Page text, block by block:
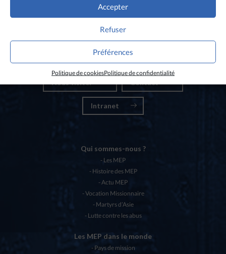
Accepter
Refuser
Préférences
Politique de cookiesPolitique de confidentialité
Nous visiter Contact
Intranet
Qui sommes-nous ?
Les MEP
Histoire des MEP
Actu MEP
Vocation Missionnaire
Martyrs d’Asie
Lutte contre les abus
Les MEP dans le monde
Pays de mission